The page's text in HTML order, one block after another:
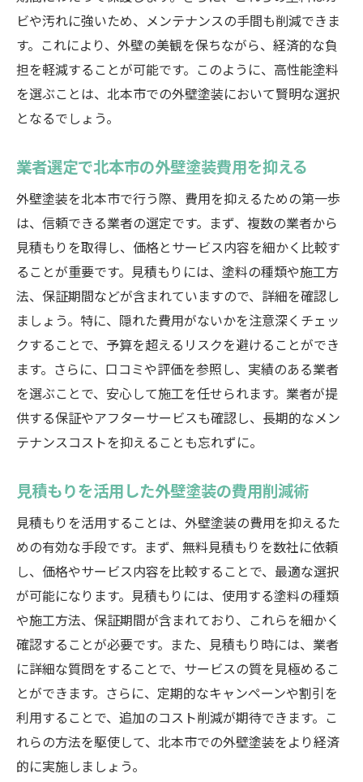
ビや汚れに強いため、メンテナンスの手間も削減できま
す。これにより、外壁の美観を保ちながら、経済的な負
担を軽減することが可能です。このように、高性能塗料
を選ぶことは、北本市での外壁塗装において賢明な選択
となるでしょう。
業者選定で北本市の外壁塗装費用を抑える
外壁塗装を北本市で行う際、費用を抑えるための第一歩
は、信頼できる業者の選定です。まず、複数の業者から
見積もりを取得し、価格とサービス内容を細かく比較す
ることが重要です。見積もりには、塗料の種類や施工方
法、保証期間などが含まれていますので、詳細を確認し
ましょう。特に、隠れた費用がないかを注意深くチェッ
クすることで、予算を超えるリスクを避けることができ
ます。さらに、口コミや評価を参照し、実績のある業者
を選ぶことで、安心して施工を任せられます。業者が提
供する保証やアフターサービスも確認し、長期的なメン
テナンスコストを抑えることも忘れずに。
見積もりを活用した外壁塗装の費用削減術
見積もりを活用することは、外壁塗装の費用を抑えるた
めの有効な手段です。まず、無料見積もりを数社に依頼
し、価格やサービス内容を比較することで、最適な選択
が可能になります。見積もりには、使用する塗料の種類
や施工方法、保証期間が含まれており、これらを細かく
確認することが必要です。また、見積もり時には、業者
に詳細な質問をすることで、サービスの質を見極めるこ
とができます。さらに、定期的なキャンペーンや割引を
利用することで、追加のコスト削減が期待できます。こ
れらの方法を駆使して、北本市での外壁塗装をより経済
的に実施しましょう。